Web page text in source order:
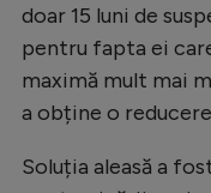
doar 15 luni de
pentru fapta ei
maximă mult mai
a obține o
Soluția aleasă a